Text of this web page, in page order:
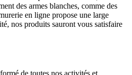
des armes blanches, comme des
en ligne propose une large
nos produits sauront vous satisfaire
de toutes nos activités et